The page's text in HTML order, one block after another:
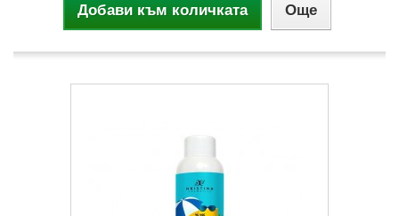
Добави към количката Още